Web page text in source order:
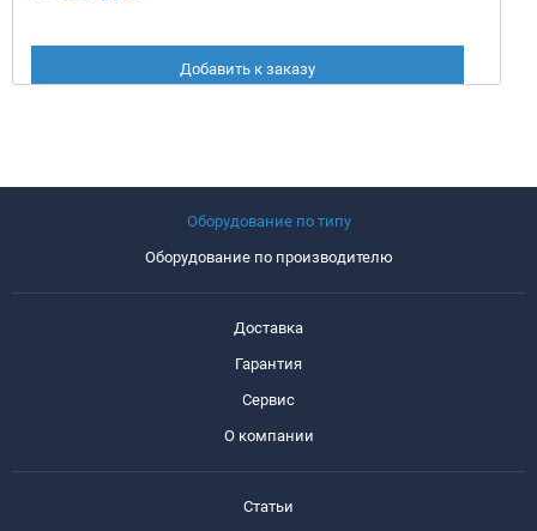
Добавить к заказу
Оборудование по типу
Оборудование по производителю
Доставка
Гарантия
Сервис
О компании
Статьи